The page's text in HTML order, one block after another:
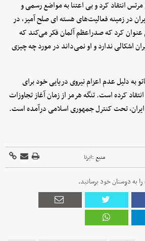
انتقاد کرد و بی اعتنا به مواضع رسمی و
در زمینه فعالیت‌های هسته ای صلح آمیز، در
کرد که صدراعظم آلمان فکر می‌کند که
اشکالی ندارد و او نمی‌داند در مورد چه چیزی
به دلیل عدم اعزام نیروی دریایی خود برای
کرده است. تنگه هرمز از زمان آغاز تجاوزات
ایران، تحت کنترل جمهوری اسلامی درآمده است.
منبع :ایرنا
به دوستان خود برسانید.